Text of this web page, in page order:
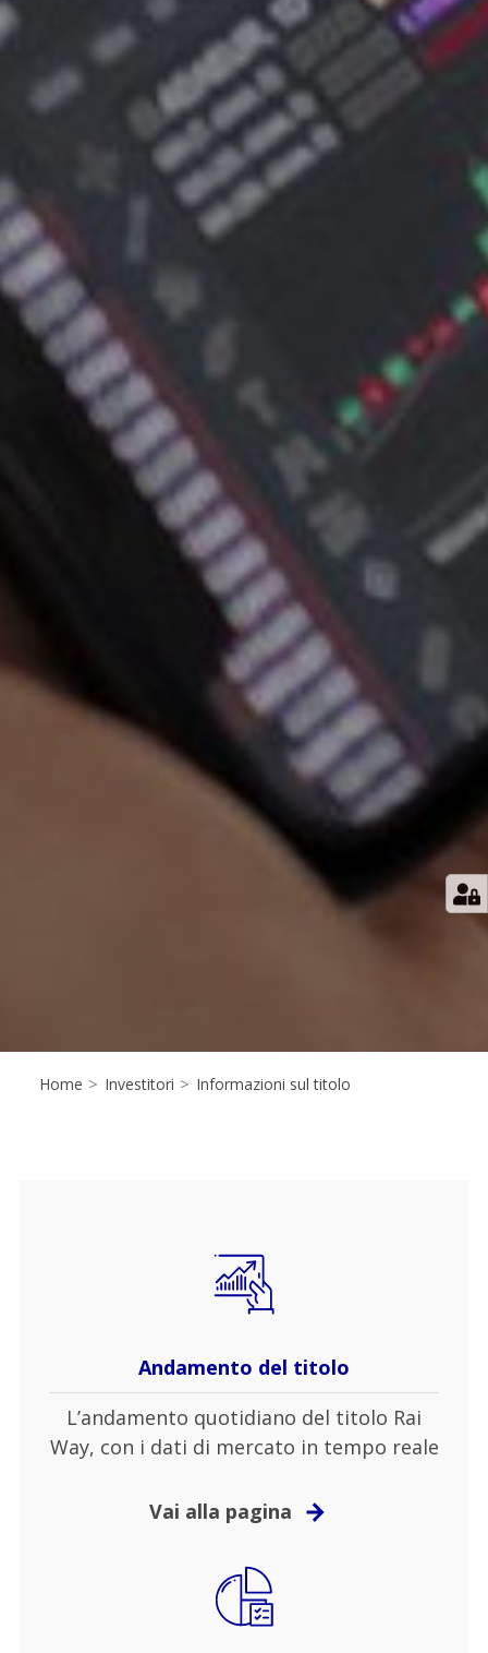
Home > Investitori > Informazioni sul titolo
Andamento del titolo
L’andamento quotidiano del titolo Rai
Way, con i dati di mercato in tempo reale
Vai alla pagina